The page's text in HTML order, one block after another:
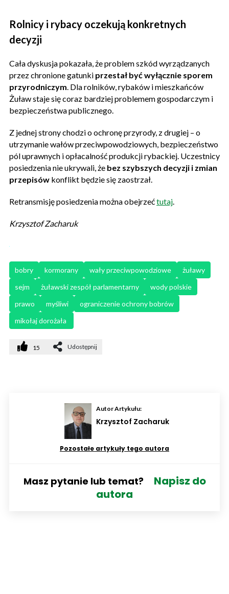
Rolnicy i rybacy oczekują konkretnych
decyzji
Cała dyskusja pokazała, że problem szkód wyrządzanych
przez chronione gatunki przestał być wyłącznie sporem
przyrodniczym . Dla rolników, rybaków i mieszkańców
Żuław staje się coraz bardziej problemem gospodarczym i
bezpieczeństwa publicznego.
Z jednej strony chodzi o ochronę przyrody, z drugiej – o
utrzymanie wałów przeciwpowodziowych, bezpieczeństwo
pól uprawnych i opłacalność produkcji rybackiej. Uczestnicy
posiedzenia nie ukrywali, że bez szybszych decyzji i zmian
przepisów konflikt będzie się zaostrzał.
Retransmisję posiedzenia można obejrzećtutaj
Krzysztof Zacharuk
bobry kormorany wały przeciwpowodziowe
żuławy
sejm
żuławski zespół parlamentarny
wody polskie
prawo
myśliwi
ograniczenie ochrony bobrów
mikołaj dorożała
15 Udostępnij
Autor Artykułu:
Krzysztof Zacharuk
Pozostałe artykuły tego autora
Masz pytanie lub temat?
Napisz do
autora